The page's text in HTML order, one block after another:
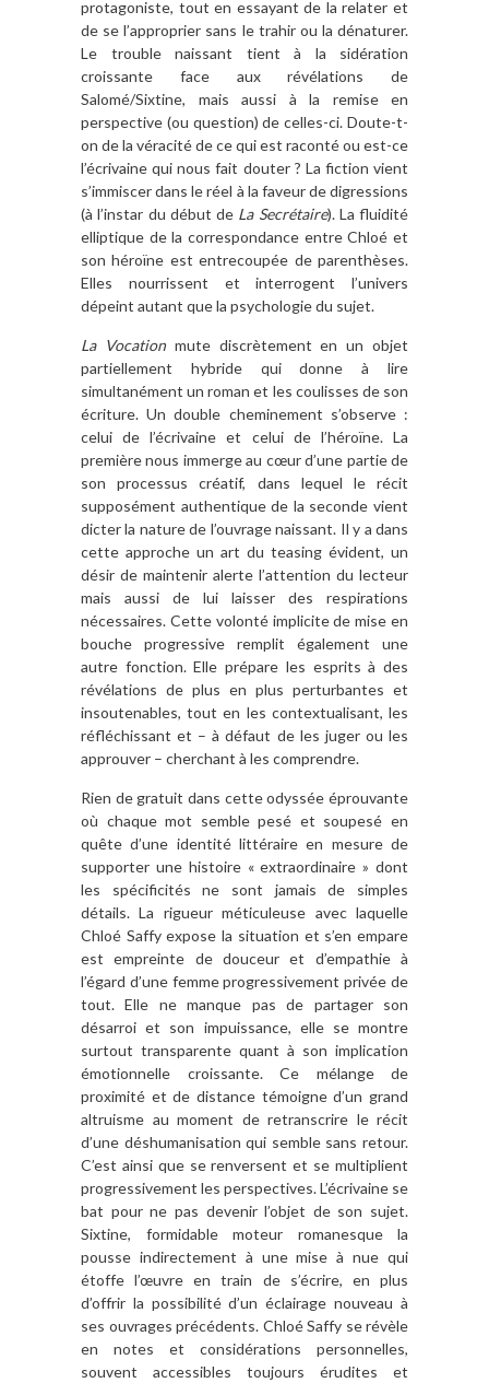
protagoniste, tout en essayant de la relater et
de se l’approprier sans le trahir ou la dénaturer.
Le trouble naissant tient à la sidération
croissante face aux révélations de
Salomé/Sixtine, mais aussi à la remise en
perspective (ou question) de celles-ci. Doute-t-
on de la véracité de ce qui est raconté ou est-ce
l’écrivaine qui nous fait douter ? La fiction vient
s’immiscer dans le réel à la faveur de digressions
(à l’instar du début de La Secrétaire). La fluidité
elliptique de la correspondance entre Chloé et
son héroïne est entrecoupée de parenthèses.
Elles nourrissent et interrogent l’univers
dépeint autant que la psychologie du sujet.
La Vocationmute discrètement en un objet
partiellement hybride qui donne à lire
simultanément un roman et les coulisses de son
écriture. Un double cheminement s’observe :
celui de l’écrivaine et celui de l’héroïne. La
première nous immerge au cœur d’une partie de
son processus créatif, dans lequel le récit
supposément authentique de la seconde vient
dicter la nature de l’ouvrage naissant. Il y a dans
cette approche un art du teasing évident, un
désir de maintenir alerte l’attention du lecteur
mais aussi de lui laisser des respirations
nécessaires. Cette volonté implicite de mise en
bouche progressive remplit également une
autre fonction. Elle prépare les esprits à des
révélations de plus en plus perturbantes et
insoutenables, tout en les contextualisant, les
réfléchissant et – à défaut de les juger ou les
approuver – cherchant à les comprendre.
Rien de gratuit dans cette odyssée éprouvante
où chaque mot semble pesé et soupesé en
quête d’une identité littéraire en mesure de
supporter une histoire « extraordinaire » dont
les spécificités ne sont jamais de simples
détails. La rigueur méticuleuse avec laquelle
Chloé Saffy expose la situation et s’en empare
est empreinte de douceur et d’empathie à
l’égard d’une femme progressivement privée de
tout. Elle ne manque pas de partager son
désarroi et son impuissance, elle se montre
surtout transparente quant à son implication
émotionnelle croissante. Ce mélange de
proximité et de distance témoigne d’un grand
altruisme au moment de retranscrire le récit
d’une déshumanisation qui semble sans retour.
C’est ainsi que se renversent et se multiplient
progressivement les perspectives. L’écrivaine se
bat pour ne pas devenir l’objet de son sujet.
Sixtine, formidable moteur romanesque la
pousse indirectement à une mise à nue qui
étoffe l’œuvre en train de s’écrire, en plus
d’offrir la possibilité d’un éclairage nouveau à
ses ouvrages précédents. Chloé Saffy se révèle
en notes et considérations personnelles,
souvent accessibles toujours érudites et